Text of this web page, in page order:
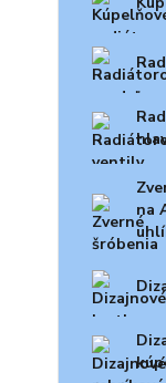
na